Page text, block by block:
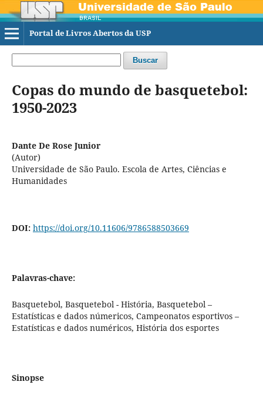
Portal de Livros Abertos da USP
Buscar
Copas do mundo de basquetebol:
1950-2023
Dante De Rose Junior
(Autor)
Universidade de São Paulo. Escola de Artes, Ciências e
Humanidades
DOI: https://doi.org/10.11606/9786588503669
Palavras-chave:
Basquetebol, Basquetebol - História, Basquetebol –
Estatísticas e dados númericos, Campeonatos esportivos –
Estatísticas e dados numéricos, História dos esportes
Sinopse